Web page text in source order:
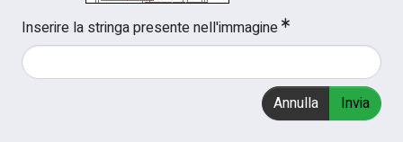
Inserire la stringa presente nell'immagine
Annulla Invia